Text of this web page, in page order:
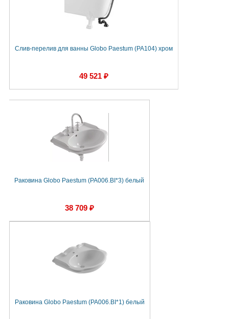
Слив-перелив для ванны Globo Paestum (PA104) хром
49 521 ₽
Раковина Globo Paestum (PA006.BI*3) белый
38 709 ₽
Раковина Globo Paestum (PA006.BI*1) белый